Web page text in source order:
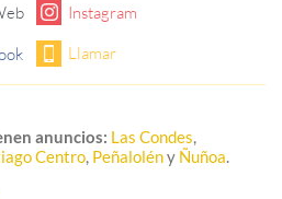
anuncios: Las Condes,
Centro, Peñalolény Ñuñoa.